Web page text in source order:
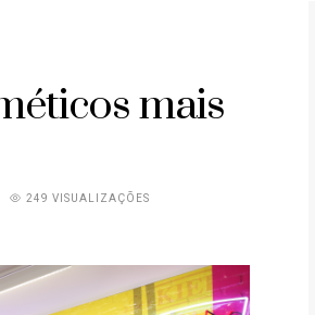
mais
249 VISUALIZAÇÕES